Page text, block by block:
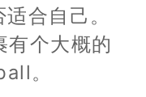
合自己。
个大概的
。